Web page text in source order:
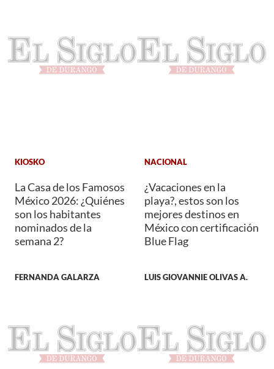
KIOSKO
La Casa de los Famosos
México 2026: ¿Quiénes
son los habitantes
nominados de la
semana 2?
FERNANDA GALARZA
NACIONAL
¿Vacaciones en la
playa?, estos son los
mejores destinos en
México con certificación
Blue Flag
LUIS GIOVANNIE OLIVAS A.